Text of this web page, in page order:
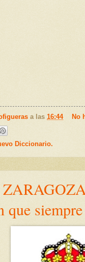
a las 16:44 No
Diccionario.
que